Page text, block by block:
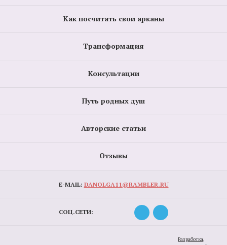
Как посчитать свои арканы
Трансформация
Консультации
Путь родных душ
Авторские статьи
Отзывы
E-MAIL: DANOLGA11@RAMBLER.RU
СОЦ.СЕТИ:
Разработка,